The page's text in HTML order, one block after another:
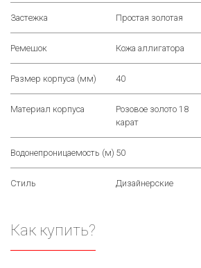
Застежка Простая золотая
Ремешок Кожа аллигатора
Размер корпуса (мм) 40
Материал корпуса
Розовое золото 18
карат
Водонепроницаемость (м) 50
Стиль Дизайнерские
Как купить?